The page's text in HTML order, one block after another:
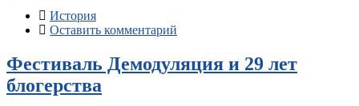
История
Оставить комментарий
Фестиваль Демодуляция и 29 лет
блогерства